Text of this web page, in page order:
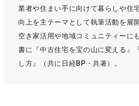
業者や住まい手に向けて暮らしや住
向上を主テーマとして執筆活動を展
空き家活用や地域コミュニティーに
書に『中古住宅を宝の山に変える』
し方』（共に日経BP・共著）。